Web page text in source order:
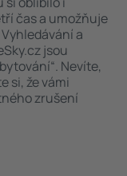
čas a umožňuje
a
jsou
Nevíte,
si, že vámi
zrušení